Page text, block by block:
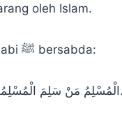
oleh Islam.
Tambah pula, Nabi ﷺ bersabda:
الْمُسْلِمُ ‌مَنْ ‌سَلِمَ الْمُسْلِمُونَ مِنْ لِسَانِهِ وَيَدِهِ.